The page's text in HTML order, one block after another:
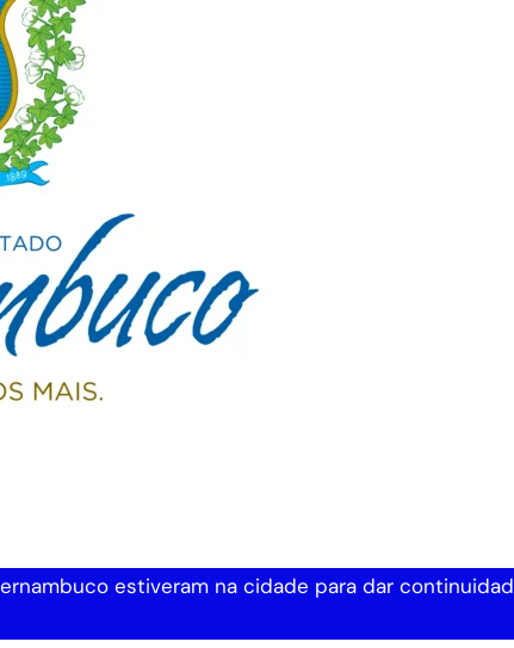
estiveram na cidade para dar